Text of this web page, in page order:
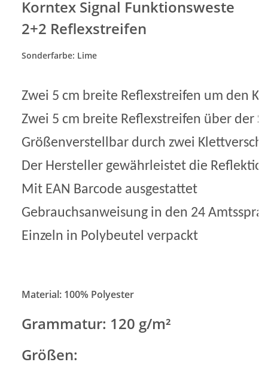
Korntex Signal Funktionsweste
2+2 Reflexstreifen
Sonderfarbe: Lime
Zwei 5 cm breite Reflexstreifen um den
Zwei 5 cm breite Reflexstreifen über der
Größenverstellbar durch zwei
Der Hersteller gewährleistet die
Mit EAN Barcode ausgestattet
Gebrauchsanweisung in den 24
Einzeln in Polybeutel verpackt
Material: 100% Polyester
Grammatur: 120 g/m²
Größen: